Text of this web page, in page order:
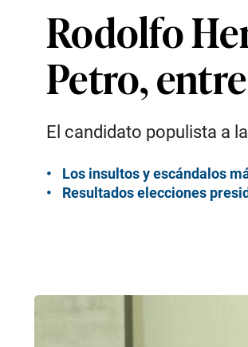
Rodolfo
Petro,
El candidato populista a
Los insultos y escándalos
Resultados elecciones